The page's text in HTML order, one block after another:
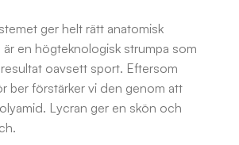
ger helt rätt anatomisk
en högteknologisk strumpa som
oavsett sport. Eftersom
ber förstärker vi den genom att
Lycran ger en skön och